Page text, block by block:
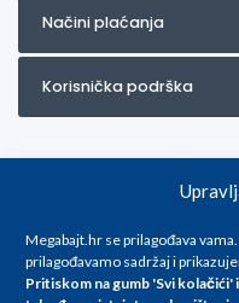
Megabajt.hr se prilagođava
prilagođavamo sadržaj i
Pritiskom na gumb 'Svi
Načini plaćanja
Korisnička podrška
Za artikle kojih trenutno